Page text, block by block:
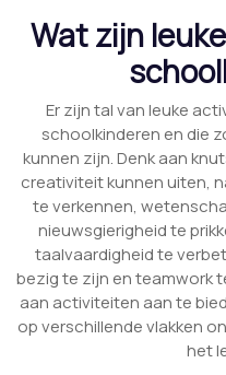
Wat zijn
Er zijn tal van leuke
schoolkinderen en die
kunnen zijn. Denk aan
creativiteit kunnen uiten,
te verkennen,
nieuwsgierigheid te
taalvaardigheid te
bezig te zijn en teamwork
aan activiteiten aan te
op verschillende vlakken
het